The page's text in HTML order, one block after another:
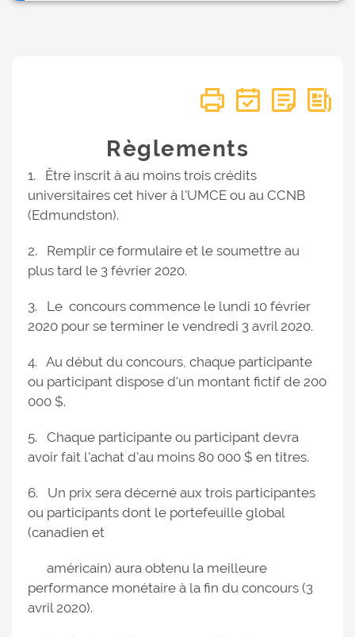
Règlements
1. Être inscrit à au moins trois crédits
universitaires cet hiver à l'UMCE ou au CCNB
(Edmundston).
2. Remplir ce formulaire et le soumettre au
plus tard le 3 février 2020.
3. Le concours commence le lundi 10 février
2020 pour se terminer le vendredi 3 avril 2020.
4. Au début du concours, chaque participante
ou participant dispose d'un montant fictif de 200
000 $.
5. Chaque participante ou participant devra
avoir fait l'achat d'au moins 80 000 $ en titres.
6. Un prix sera décerné aux trois participantes
ou participants dont le portefeuille global
(canadien et
américain) aura obtenu la meilleure
performance monétaire à la fin du concours (3
avril 2020).